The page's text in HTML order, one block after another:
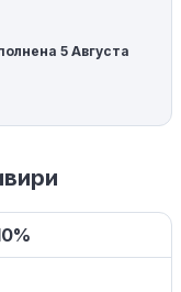
5 Августа